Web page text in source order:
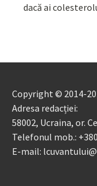
dacă ai
Copyright © 2014-
Adresa redacției:
58002, Ucraina, or.
Telefonul mob.:
E-mail: